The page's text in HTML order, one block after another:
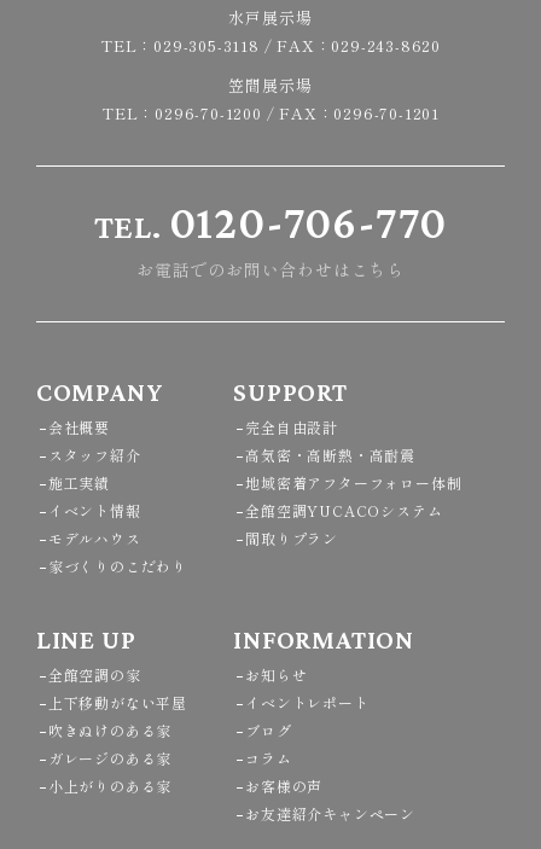
水戸展示場
TEL： 029-305-3118 / FAX：029-243-8620
笠間展示場
TEL： 0296-70-1200 / FAX：0296-70-1201
TEL. 0120-706-770
お電話でのお問い合わせはこちら
COMPANY
会社概要
スタッフ紹介
施工実績
イベント情報
モデルハウス
家づくりのこだわり
SUPPORT
完全自由設計
高気密・高断熱・高耐震
地域密着アフターフォロー体制
全館空調YUCACOシステム
間取りプラン
LINE UP
全館空調の家
上下移動がない平屋
吹きぬけのある家
ガレージのある家
小上がりのある家
INFORMATION
お知らせ
イベントレポート
ブログ
コラム
お客様の声
お友達紹介キャンペーン